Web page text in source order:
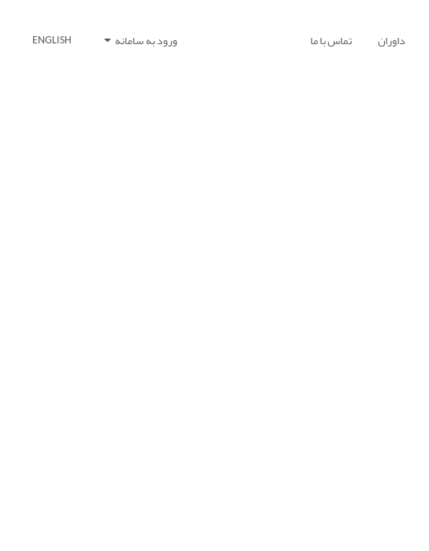
داوران تماس با ما ورود به سامانه ENGLISH